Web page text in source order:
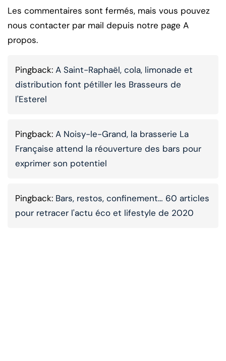
Les commentaires sont fermés, mais vous pouvez
nous contacter par mail depuis notre page A
propos.
Pingback: A Saint-Raphaël, cola, limonade et
distribution font pétiller les Brasseurs de
l'Esterel
Pingback: A Noisy-le-Grand, la brasserie La
Française attend la réouverture des bars pour
exprimer son potentiel
Pingback: Bars, restos, confinement… 60 articles
pour retracer l'actu éco et lifestyle de 2020